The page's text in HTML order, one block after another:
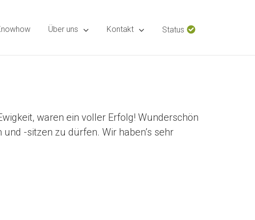
Über uns Kontakt Status
waren ein voller Erfolg! Wunderschön
-sitzen zu dürfen. Wir haben’s sehr